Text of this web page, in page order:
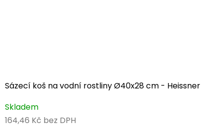
Sázecí koš na vodní rostliny Ø40x28 cm - Heissner
Skladem
164,46 Kč bez DPH